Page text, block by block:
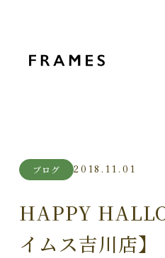
ブログ 2018.11.01
HAPPY
イムス吉川店】